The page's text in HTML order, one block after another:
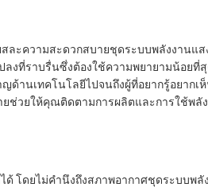
ละความสะดวกสบายชุดระบบพลังงานแ
งที่ราบรื่นซึ่งต้องใช้ความพยายามน้อยที่
ด้านเทคโนโลยีไปจนถึงผู้ที่อยากรู้อยาก
ยช่วยให้คุณติดตามการผลิตและการใช้พลั
ด้ โดยไม่คำนึงถึงสภาพอากาศชุดระบบ